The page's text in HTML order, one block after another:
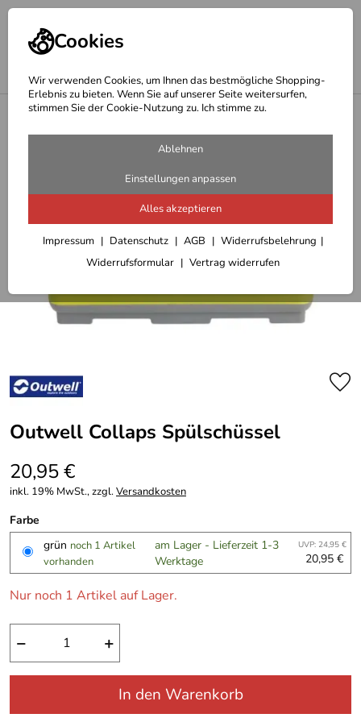
Cookies
Wir verwenden Cookies, um Ihnen das bestmögliche Shopping-
Erlebnis zu bieten. Wenn Sie auf unserer Seite weitersurfen,
stimmen Sie der Cookie-Nutzung zu. Ich stimme zu.
Ablehnen
Einstellungen anpassen
Alles akzeptieren
Impressum Datenschutz AGB
Widerrufsbelehrung
Widerrufsformular
Vertrag widerrufen
Kochset - Töpfe- Pfannen
Outwell Collaps Spülschüssel
20,95 €
inkl. 19% MwSt., zzgl.Versandkosten
Farbe
grün noch 1 Artikel
vorhanden
am Lager - Lieferzeit 1-3
Werktage
UVP: 24,95 €
20,95 €
Nur noch 1 Artikel auf Lager.
− +
In den Warenkorb